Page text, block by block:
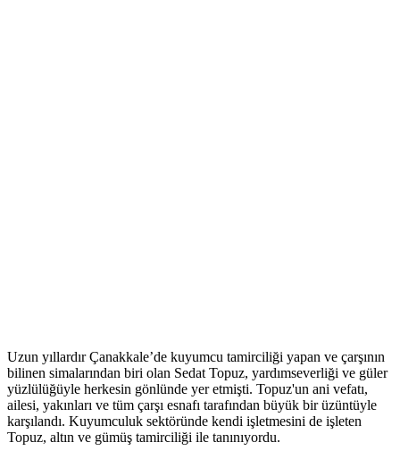
Uzun yıllardır Çanakkale’de kuyumcu tamirciliği yapan ve çarşının
bilinen simalarından biri olan Sedat Topuz, yardımseverliği ve güler
yüzlülüğüyle herkesin gönlünde yer etmişti. Topuz'un ani vefatı,
ailesi, yakınları ve tüm çarşı esnafı tarafından büyük bir üzüntüyle
karşılandı. Kuyumculuk sektöründe kendi işletmesini de işleten
Topuz, altın ve gümüş tamirciliği ile tanınıyordu.